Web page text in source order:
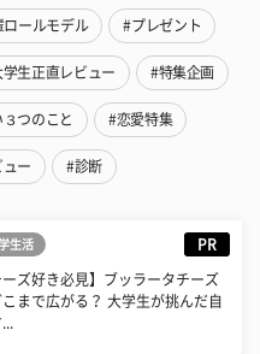
ロールモデル #プレゼント
学生正直レビュー #特集企画
つのこと #恋愛特集
ー #診断
生活 PR
ーズ好き必見】ブッラータチーズ
こまで広がる？ 大学生が挑んだ自